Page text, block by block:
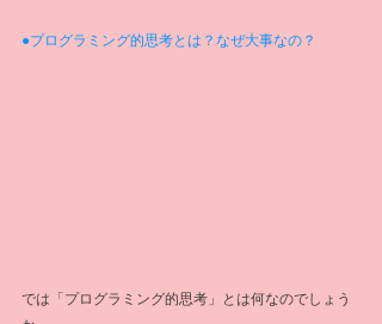
●プログラミング的思考とは？なぜ大事なの？
では「プログラミング的思考」とは何なのでしょう